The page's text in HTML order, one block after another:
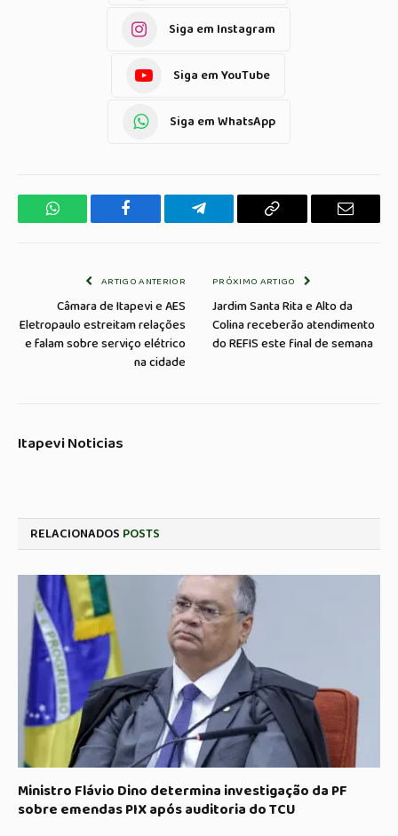
Siga em Instagram
Siga em YouTube
Siga em WhatsApp
WhatsApp Facebook Telegrama Copiar
E-
ARTIGO ANTERIOR
Câmara de Itapevi e AES
Eletropaulo estreitam relações
e falam sobre serviço elétrico
na cidade
PRÓXIMO ARTIGO
Jardim Santa Rita e Alto da
Colina receberão atendimento
do REFIS este final de semana
Itapevi Noticias
RELACIONADOS POSTS
Ministro Flávio Dino determina investigação da PF
sobre emendas PIX após auditoria do TCU